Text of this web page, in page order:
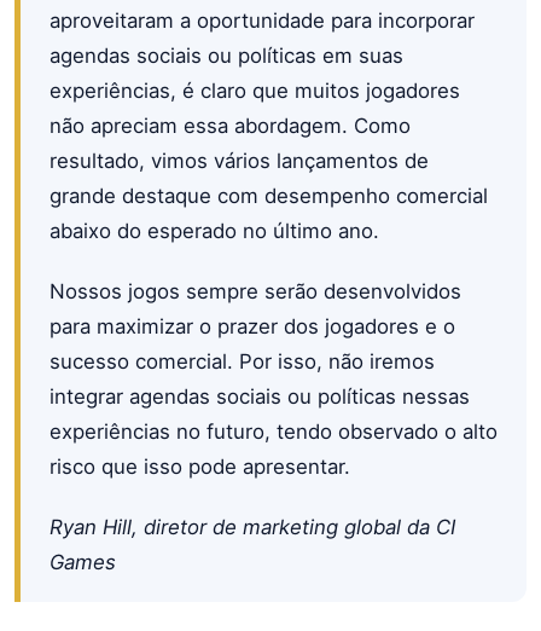
aproveitaram a oportunidade para incorporar
agendas sociais ou políticas em suas
experiências, é claro que muitos jogadores
não apreciam essa abordagem. Como
resultado, vimos vários lançamentos de
grande destaque com desempenho comercial
abaixo do esperado no último ano.
Nossos jogos sempre serão desenvolvidos
para maximizar o prazer dos jogadores e o
sucesso comercial. Por isso, não iremos
integrar agendas sociais ou políticas nessas
experiências no futuro, tendo observado o alto
risco que isso pode apresentar.
Ryan Hill, diretor de marketing global da CI
Games